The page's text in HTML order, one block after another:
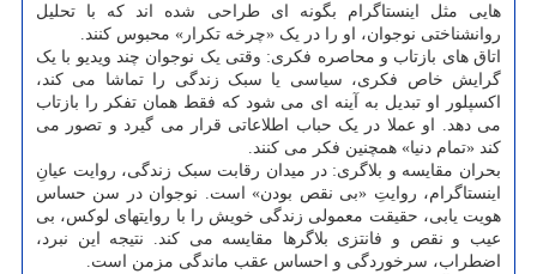
هایی مثل اینستاگرام بگونه ای طراحی شده اند که با تحلیل
روانشناختی نوجوان، او را در یک «چرخه تکرار» محبوس کنند.
اتاق های بازتاب و محاصره فکری: وقتی یک نوجوان چند ویدیو با یک
گرایش خاص فکری، سیاسی یا سبک زندگی را تماشا می کند،
اکسپلور او تبدیل به آینه ای می شود که فقط همان تفکر را بازتاب
می دهد. او عملا در یک حباب اطلاعاتی قرار می گیرد و تصور می
کند «تمام دنیا» همچنین فکر می کنند.
بحران مقایسه و بلاگری: در میدان رقابت سبک زندگی، روایت عیانِ
اینستاگرام، روایتِ «بی نقص بودن» است. نوجوان در سن حساس
هویت یابی، حقیقت معمولی زندگی خویش را با روایتهای لوکس، بی
عیب و نقص و فانتزی بلاگرها مقایسه می کند. نتیجه این نبرد،
اضطراب، سرخوردگی و احساس عقب ماندگی مزمن است.